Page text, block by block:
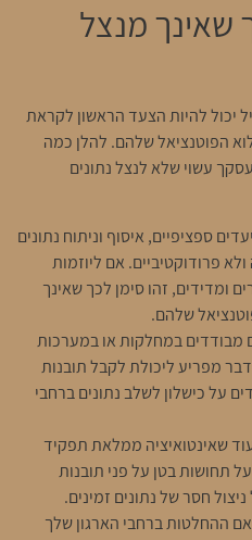
שאינך מנצל
יכול להיות הצעד הראשון לקראת
הפוטנציאל שלהם. להלן כמה
עשוי שלא לנצל נתונים
ספציפיים, איסוף וניתוח נתונים
פרודוקטיביים. אם ליוזמות
ומדידים, זהו סימן לכך שאינך
שלהם.
מבודדים במחלקות או במערכות
מפריע ליכולת לקבל תובנות
על כישלון לשלב נתונים ברחבי
שאינטואיציה ממלאת תפקיד
תחושות בטן על פני תובנות
חסר של נתונים זמינים.
ההחלטות ברחבי הארגון שלך